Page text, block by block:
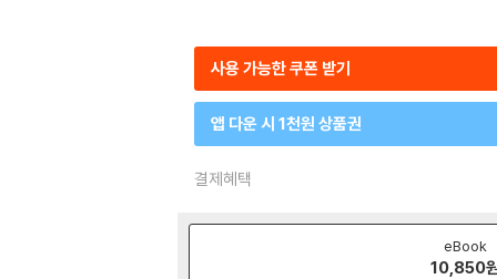
사용 가능한 쿠폰 받기
앱 다운 시 1천원 상품권
결제혜택
eBook
10,850